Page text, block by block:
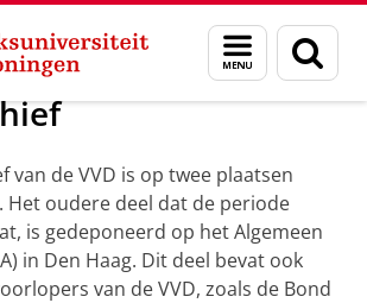
Menu
en
zoeken
Geschiedenis
van de VVD is op twee plaatsen
Het oudere deel dat de periode
is gedeponeerd op het Algemeen
in Den Haag. Dit deel bevat ook
van de VVD, zoals de Bond